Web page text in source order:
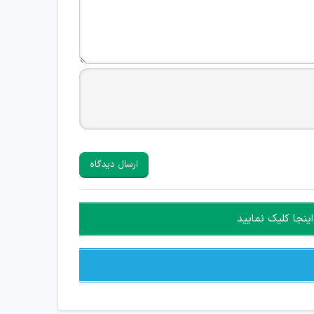
ارسال دیدگاه
کلیک نمایید